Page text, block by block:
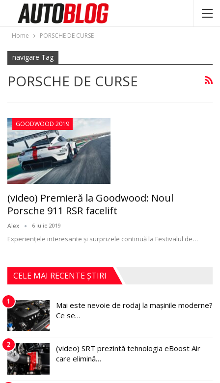
Home PORSCHE DE CURSE
navigare Tag
PORSCHE DE CURSE
GOODWOOD 2019
(video) Premieră la Goodwood: Noul
Porsche 911 RSR facelift
Alex 6 iulie 2019
Experienţele interesante şi surprizele continuă la Festivalul de…
CELE MAI RECENTE ȘTIRI
1
Mai este nevoie de rodaj la mașinile moderne?
Ce se…
2
(video) SRT prezintă tehnologia eBoost Air
care elimină…